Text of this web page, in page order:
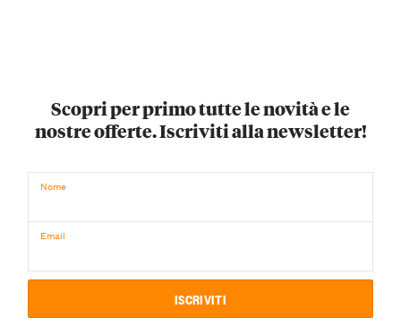
Scopri per primo tutte le novità e le
nostre offerte. Iscriviti alla newsletter!
Nome
Email